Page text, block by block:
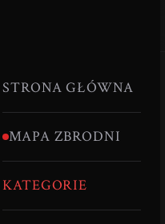
STRONA GŁÓWNA
MAPA ZBRODNI
KATEGORIE